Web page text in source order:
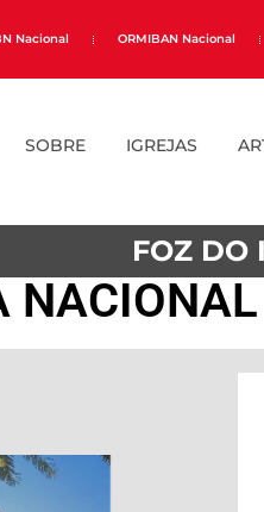
Nacional ORMIBAN Nacional
SOBRE IGREJAS
FOZ DO